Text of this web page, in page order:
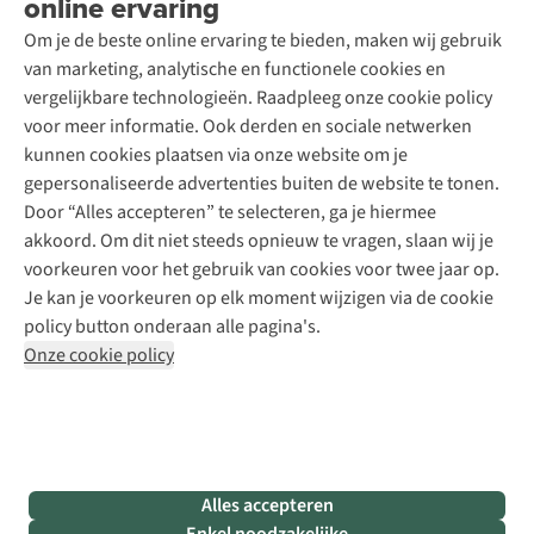
Om je de beste online ervaring te bieden, maken wij gebruik
van marketing, analytische en functionele cookies en
vergelijkbare technologieën. Raadpleeg onze cookie policy
voor meer informatie. Ook derden en sociale netwerken
kunnen cookies plaatsen via onze website om je
gepersonaliseerde advertenties buiten de website te tonen.
Door “Alles accepteren” te selecteren, ga je hiermee
akkoord. Om dit niet steeds opnieuw te vragen, slaan wij je
voorkeuren voor het gebruik van cookies voor twee jaar op.
Je kan je voorkeuren op elk moment wijzigen via de cookie
policy button onderaan alle pagina's.
Onze cookie policy
Alles accepteren
Contact
Toegankelijkheidsverklaring
Schoenonderhoud
Schoenherstelling
Kledingherstelling
Retouches
Voor bedrijven
Explore Academy
Explore Camp
Gear Check
Inspiratie & advies
Meld je aan voor de nieuwsbrief
Follow us
Disclaimer Privacy Policy
Algemene voorwaarden
Cookie Policy